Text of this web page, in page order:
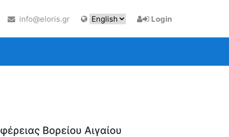
info@eloris.gr Login
Βορείου Αιγαίου